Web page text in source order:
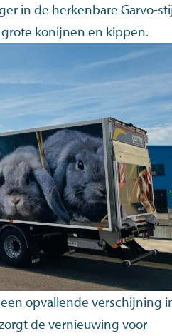
in de herkenbare Garvo-
konijnen en kippen.
opvallende verschijning
de vernieuwing voor